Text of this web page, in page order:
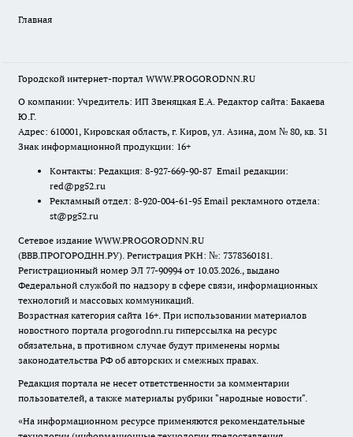
Главная
Городской интернет-портал WWW.PROGORODNN.RU
О компании: Учредитель: ИП Звеняцкая Е.А. Редактор сайта: Бакаева
Ю.Г.
Адрес: 610001, Кировская область, г. Киров, ул. Азина, дом № 80, кв. 31
Знак информационной продукции: 16+
Контакты: Редакция: 8-927-669-90-87 Email редакции:
red@pg52.ru
Рекламный отдел: 8-920-004-61-95 Email рекламного отдела:
st@pg52.ru
Сетевое издание WWW.PROGORODNN.RU
(ВВВ.ПРОГОРОДНН.РУ). Регистрация РКН: №: 7378360181.
Регистрационный номер ЭЛ 77-90994 от 10.03.2026., выдано
Федеральной службой по надзору в сфере связи, информационных
технологий и массовых коммуникаций.
Возрастная категория сайта 16+. При использовании материалов
новостного портала progorodnn.ru гиперссылка на ресурс
обязательна, в противном случае будут применены нормы
законодательства РФ об авторских и смежных правах.
Редакция портала не несет ответственности за комментарии
пользователей, а также материалы рубрики "народные новости".
«На информационном ресурсе применяются рекомендательные